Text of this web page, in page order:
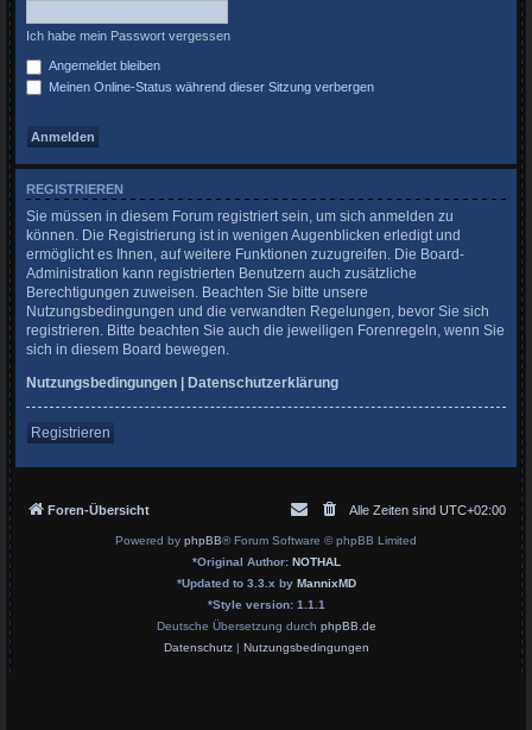
Ich habe mein Passwort vergessen
Angemeldet bleiben
Meinen Online-Status während dieser Sitzung verbergen
REGISTRIEREN
Sie müssen in diesem Forum registriert sein, um sich anmelden zu
können. Die Registrierung ist in wenigen Augenblicken erledigt und
ermöglicht es Ihnen, auf weitere Funktionen zuzugreifen. Die Board-
Administration kann registrierten Benutzern auch zusätzliche
Berechtigungen zuweisen. Beachten Sie bitte unsere
Nutzungsbedingungen und die verwandten Regelungen, bevor Sie sich
registrieren. Bitte beachten Sie auch die jeweiligen Forenregeln, wenn Sie
sich in diesem Board bewegen.
Nutzungsbedingungen | Datenschutzerklärung
Registrieren
Foren-Übersicht Alle Zeiten sind UTC+02:00
Powered by phpBB® Forum Software © phpBB Limited
*Original Author: NOTHAL
*Updated to 3.3.x by MannixMD
*Style version: 1.1.1
Deutsche Übersetzung durch phpBB.de
Datenschutz| Nutzungsbedingungen